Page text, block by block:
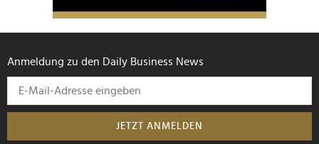
Anmeldung zu den Daily Business News
JETZT ANMELDEN